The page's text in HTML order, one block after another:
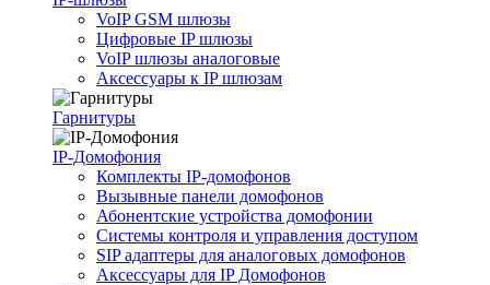
VoIP GSM шлюзы
Цифровые IP шлюзы
VoIP шлюзы аналоговые
Аксессуары к IP шлюзам
Гарнитуры
IP-Домофония
Комплекты IP-домофонов
Вызывные панели домофонов
Абонентские устройства домофонии
Системы контроля и управления доступом
SIP адаптеры для аналоговых домофонов
Аксессуары для IP Домофонов